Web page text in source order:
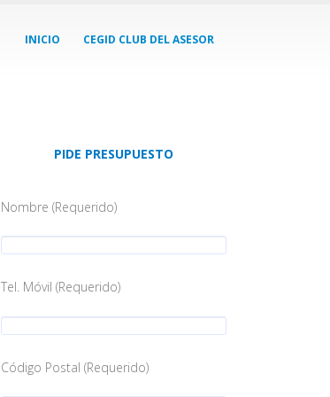
INICIO CEGID CLUB DEL ASESOR
PIDE PRESUPUESTO
Nombre (Requerido)
Tel. Móvil (Requerido)
Código Postal (Requerido)